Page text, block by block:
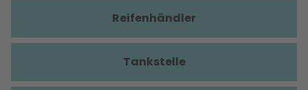
Reifenhändler
Tankstelle